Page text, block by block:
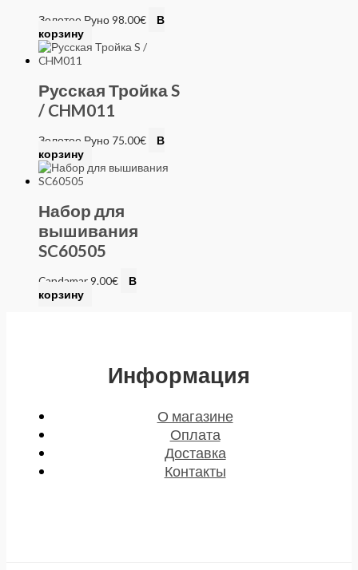
Золотое Руно98.00€
В
корзину
Русская Тройка S
/ CHM011
Золотое Руно 75.00€
В
корзину
Набор для
вышивания
SC60505
Candamar9.00€
В
корзину
Информация
О магазине
Оплата
Доставка
Контакты